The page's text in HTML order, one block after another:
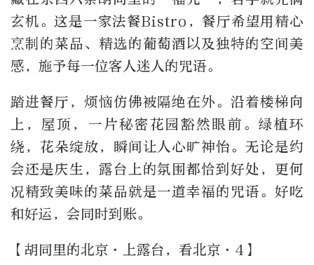
玄机。这是一家法餐Bistro，餐厅希望用精心
烹制的菜品、精选的葡萄酒以及独特的空间美
感，施予每一位客人迷人的咒语。
踏进餐厅，烦恼仿佛被隔绝在外。沿着楼梯向
上，屋顶，一片秘密花园豁然眼前。绿植环
绕，花朵绽放，瞬间让人心旷神怡。无论是约
会还是庆生，露台上的氛围都恰到好处，更何
况精致美味的菜品就是一道幸福的咒语。好吃
和好运，会同时到账。
【胡同里的北京·上露台，看北京·4】